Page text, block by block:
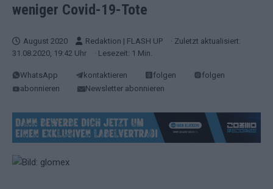
weniger Covid-19-Tote
August 2020 Redaktion | FLASH UP
· Zuletzt aktualisiert:
31.08.2020, 19:42 Uhr
· Lesezeit: 1 Min.
WhatsApp kontaktieren folgen
folgen
abonnieren
Newsletter abonnieren